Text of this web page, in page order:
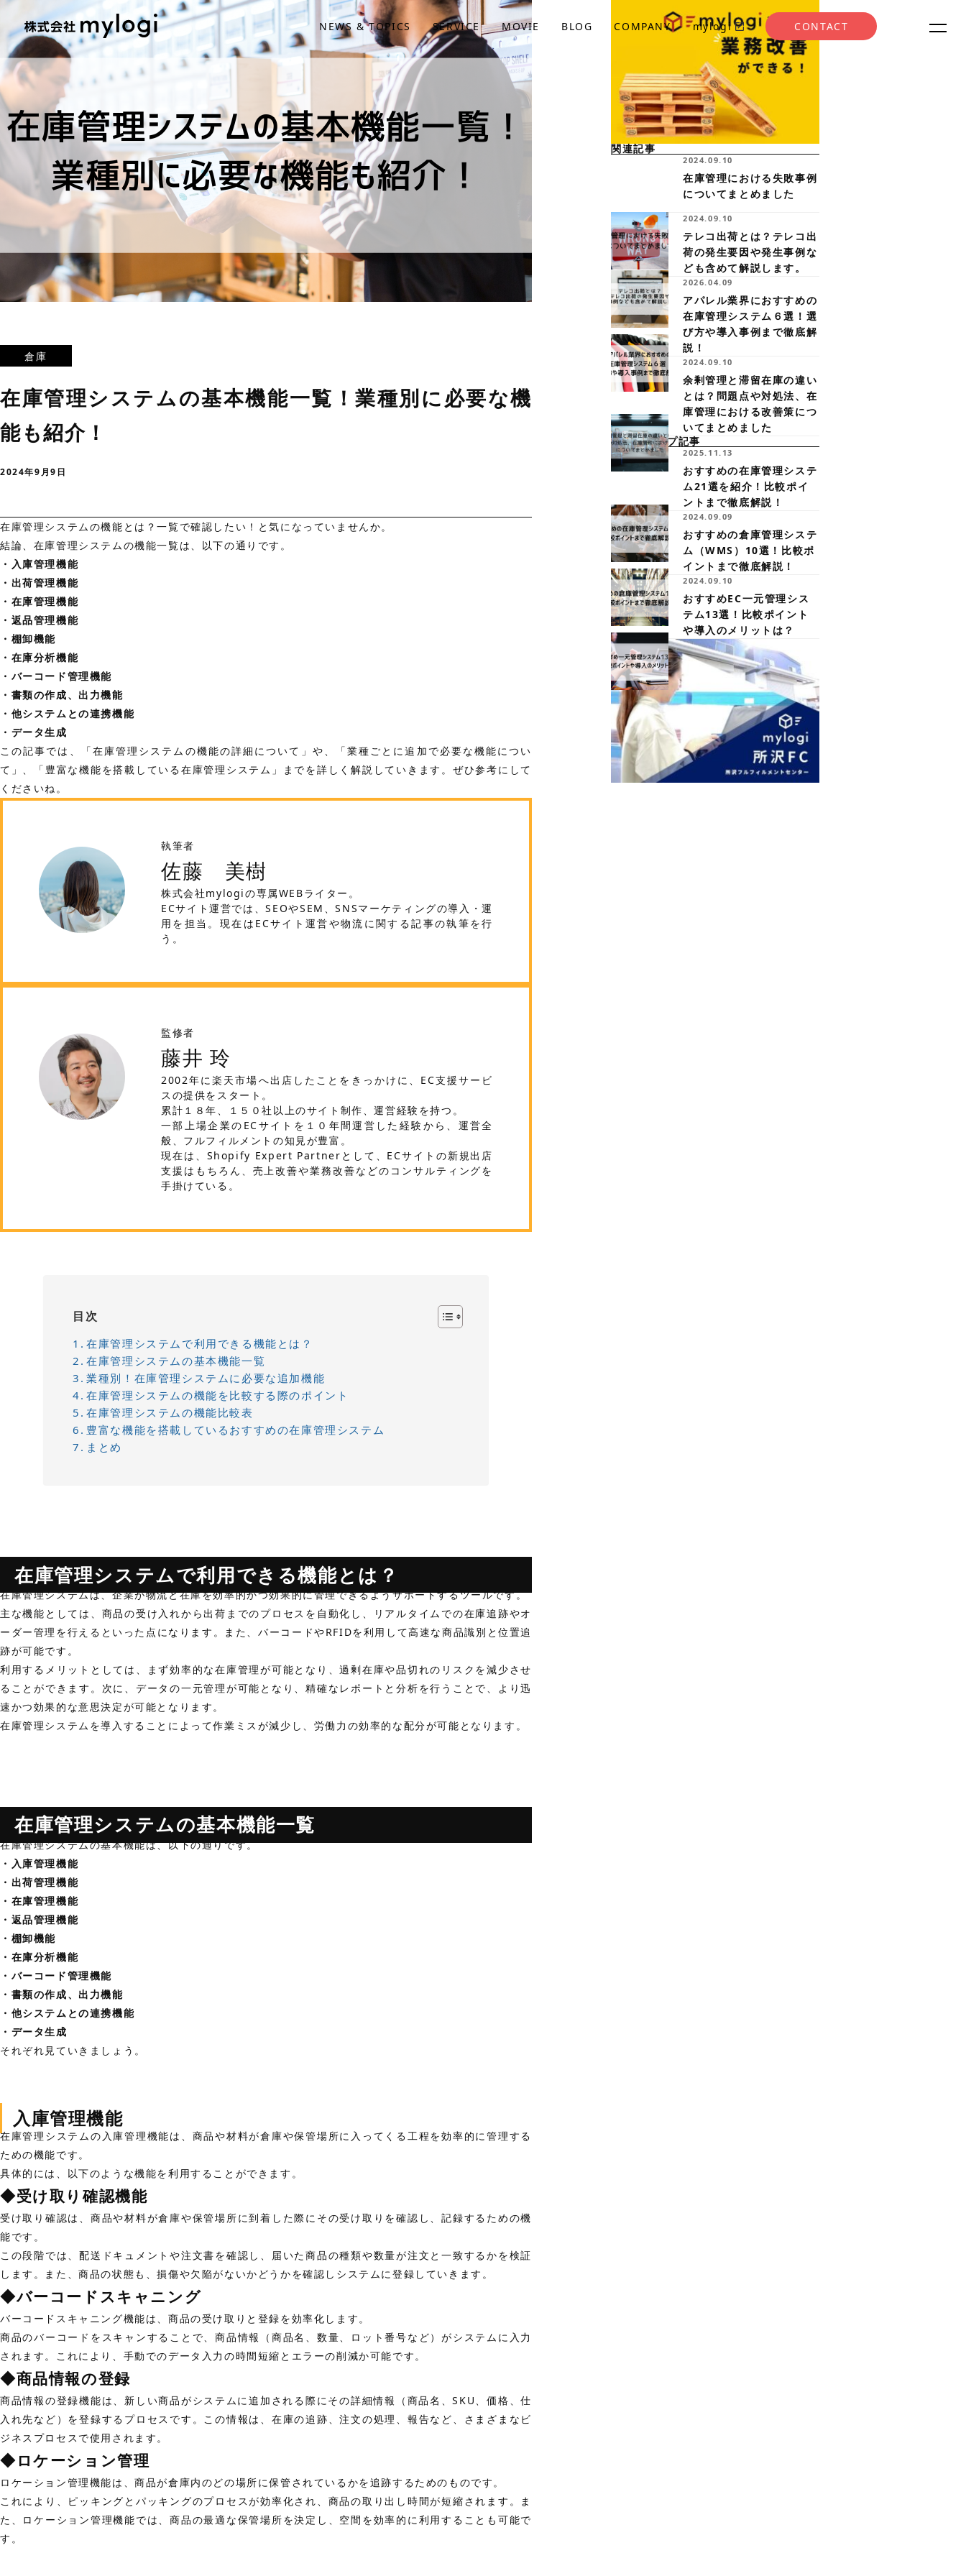
NEWS & TOPICS SERVICE MOVIE BLOG COMPANY mylogi CONTACT
倉庫
在庫管理システムの基本機能一覧！業種別に必要な機
能も紹介！
2024年9月9日
在庫管理システムの機能とは？一覧で確認したい！と気になっていませんか。
結論、在庫管理システムの機能一覧は、以下の通りです。
・入庫管理機能
・出荷管理機能
・在庫管理機能
・返品管理機能
・棚卸機能
・在庫分析機能
・バーコード管理機能
・書類の作成、出力機能
・他システムとの連携機能
・データ生成
この記事では、「在庫管理システムの機能の詳細について」や、「業種ごとに追加で必要な機能につい
て」、「豊富な機能を搭載している在庫管理システム」までを詳しく解説していきます。ぜひ参考にして
くださいね。
執筆者
佐藤 美樹
株式会社mylogiの専属WEBライター。
ECサイト運営では、SEOやSEM、SNSマーケティングの導入・運
用を担当。現在はECサイト運営や物流に関する記事の執筆を行
う。
監修者
藤井 玲
2002年に楽天市場へ出店したことをきっかけに、EC支援サービ
スの提供をスタート。
累計１８年、１５０社以上のサイト制作、運営経験を持つ。
一部上場企業のECサイトを１０年間運営した経験から、運営全
般、フルフィルメントの知見が豊富。
現在は、Shopify Expert Partnerとして、ECサイトの新規出店
支援はもちろん、売上改善や業務改善などのコンサルティングを
手掛けている。
目次
在庫管理システムで利用できる機能とは？
在庫管理システムの基本機能一覧
業種別！在庫管理システムに必要な追加機能
在庫管理システムの機能を比較する際のポイント
在庫管理システムの機能比較表
豊富な機能を搭載しているおすすめの在庫管理システム
まとめ
在庫管理システムで利用できる機能とは？
在庫管理システムは、企業が物流と在庫を効率的かつ効果的に管理できるようサポートするツールです。
主な機能としては、商品の受け入れから出荷までのプロセスを自動化し、リアルタイムでの在庫追跡やオ
ーダー管理を行えるといった点になります。また、バーコードやRFIDを利用して高速な商品識別と位置追
跡が可能です。
利用するメリットとしては、まず効率的な在庫管理が可能となり、過剰在庫や品切れのリスクを減少させ
ることができます。次に、データの一元管理が可能となり、精確なレポートと分析を行うことで、より迅
速かつ効果的な意思決定が可能となります。
在庫管理システムを導入することによって作業ミスが減少し、労働力の効率的な配分が可能となります。
在庫管理システムの基本機能一覧
在庫管理システムの基本機能は、以下の通りです。
・入庫管理機能
・出荷管理機能
・在庫管理機能
・返品管理機能
・棚卸機能
・在庫分析機能
・バーコード管理機能
・書類の作成、出力機能
・他システムとの連携機能
・データ生成
それぞれ見ていきましょう。
入庫管理機能
在庫管理システムの入庫管理機能は、商品や材料が倉庫や保管場所に入ってくる工程を効率的に管理する
ための機能です。
具体的には、以下のような機能を利用することができます。
◆受け取り確認機能
受け取り確認は、商品や材料が倉庫や保管場所に到着した際にその受け取りを確認し、記録するための機
能です。
この段階では、配送ドキュメントや注文書を確認し、届いた商品の種類や数量が注文と一致するかを検証
します。また、商品の状態も、損傷や欠陥がないかどうかを確認しシステムに登録していきます。
◆バーコードスキャニング
バーコードスキャニング機能は、商品の受け取りと登録を効率化します。
商品のバーコードをスキャンすることで、商品情報（商品名、数量、ロット番号など）がシステムに入力
されます。これにより、手動でのデータ入力の時間短縮とエラーの削減か可能です。
◆商品情報の登録
商品情報の登録機能は、新しい商品がシステムに追加される際にその詳細情報（商品名、SKU、価格、仕
入れ先など）を登録するプロセスです。この情報は、在庫の追跡、注文の処理、報告など、さまざまなビ
ジネスプロセスで使用されます。
◆ロケーション管理
ロケーション管理機能は、商品が倉庫内のどの場所に保管されているかを追跡するためのものです。
これにより、ピッキングとパッキングのプロセスが効率化され、商品の取り出し時間が短縮されます。ま
た、ロケーション管理機能では、商品の最適な保管場所を決定し、空間を効率的に利用することも可能で
す。
関連記事
2024.09.10
在庫管理における失敗事例
についてまとめました
2024.09.10
テレコ出荷とは？テレコ出
荷の発生要因や発生事例な
ども含めて解説します。
2026.04.09
アパレル業界におすすめの
在庫管理システム６選！選
び方や導入事例まで徹底解
説！
2024.09.10
余剰管理と滞留在庫の違い
とは？問題点や対処法、在
庫管理における改善策につ
いてまとめました
ピックアップ記事
2025.11.13
おすすめの在庫管理システ
ム21選を紹介！比較ポイ
ントまで徹底解説！
2024.09.09
おすすめの倉庫管理システ
ム（WMS）10選！比較ポ
イントまで徹底解説！
2024.09.10
おすすめEC一元管理シス
テム13選！比較ポイント
や導入のメリットは？